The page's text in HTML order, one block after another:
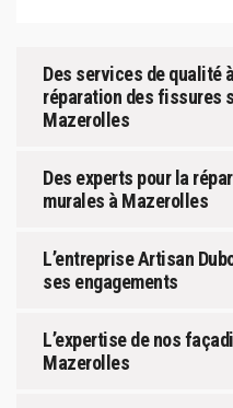
Des services de qualité
réparation des fissures
Mazerolles
Des experts pour la
murales à Mazerolles
L’entreprise Artisan
ses engagements
L’expertise de nos
Mazerolles